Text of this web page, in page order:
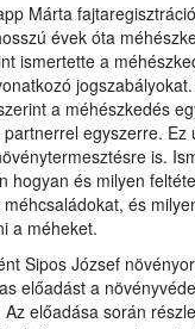
Márta
évek óta
ismertette a
a méhészkedés
egyszerre. Ez
is.
hogyan és milyen
és
a méheket.
Sipos József
előadást a
előadása során